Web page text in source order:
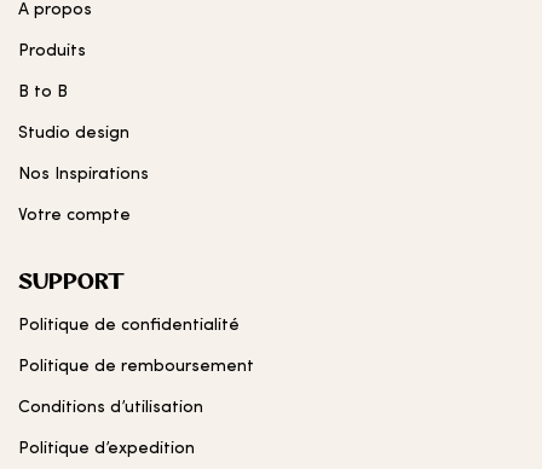
A propos
Produits
B to B
Studio design
Nos Inspirations
Votre compte
SUPPORT
Politique de confidentialité
Politique de remboursement
Conditions d’utilisation
Politique d’expedition